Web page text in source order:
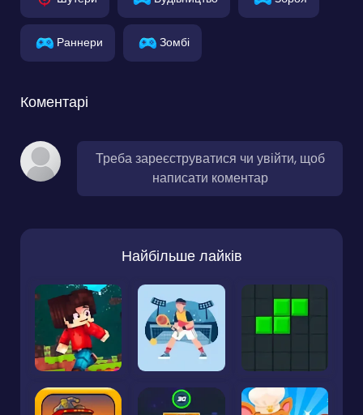
Раннери Зомбі
Коментарі
Треба зареєструватися чи увійти, щоб
написати коментар
Найбільше лайків